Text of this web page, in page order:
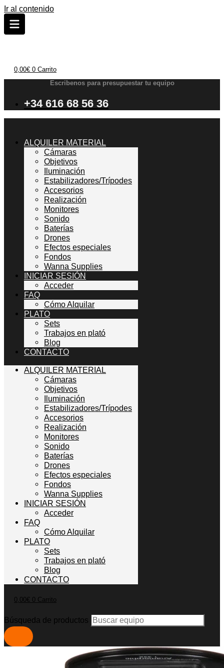
Ir al contenido
0,00€ 0 Carrito
Escribenos para presupuestar tu equipo
+34 616 68 56 36
ALQUILER MATERIAL
Cámaras
Objetivos
Iluminación
Estabilizadores/Trípodes
Accesorios
Realización
Monitores
Sonido
Baterías
Drones
Efectos especiales
Fondos
Wanna Supplies
INICIAR SESIÓN
Acceder
FAQ
Cómo Alquilar
PLATO
Sets
Trabajos en plató
Blog
CONTACTO
ALQUILER MATERIAL
Cámaras
Objetivos
Iluminación
Estabilizadores/Trípodes
Accesorios
Realización
Monitores
Sonido
Baterías
Drones
Efectos especiales
Fondos
Wanna Supplies
INICIAR SESIÓN
Acceder
FAQ
Cómo Alquilar
PLATO
Sets
Trabajos en plató
Blog
CONTACTO
0,00€ 0 Carrito
Búsqueda de productos